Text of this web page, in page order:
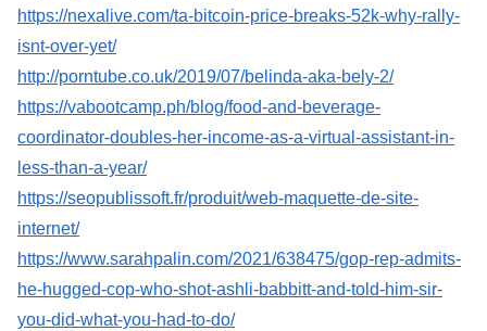
https://nexalive.com/ta-bitcoin-price-breaks-52k-why-rally-
isnt-over-yet/
http://porntube.co.uk/2019/07/belinda-aka-bely-2/
https://vabootcamp.ph/blog/food-and-beverage-
coordinator-doubles-her-income-as-a-virtual-assistant-in-
less-than-a-year/
https://seopublissoft.fr/produit/web-maquette-de-site-
internet/
https://www.sarahpalin.com/2021/638475/gop-rep-admits-
he-hugged-cop-who-shot-ashli-babbitt-and-told-him-sir-
you-did-what-you-had-to-do/